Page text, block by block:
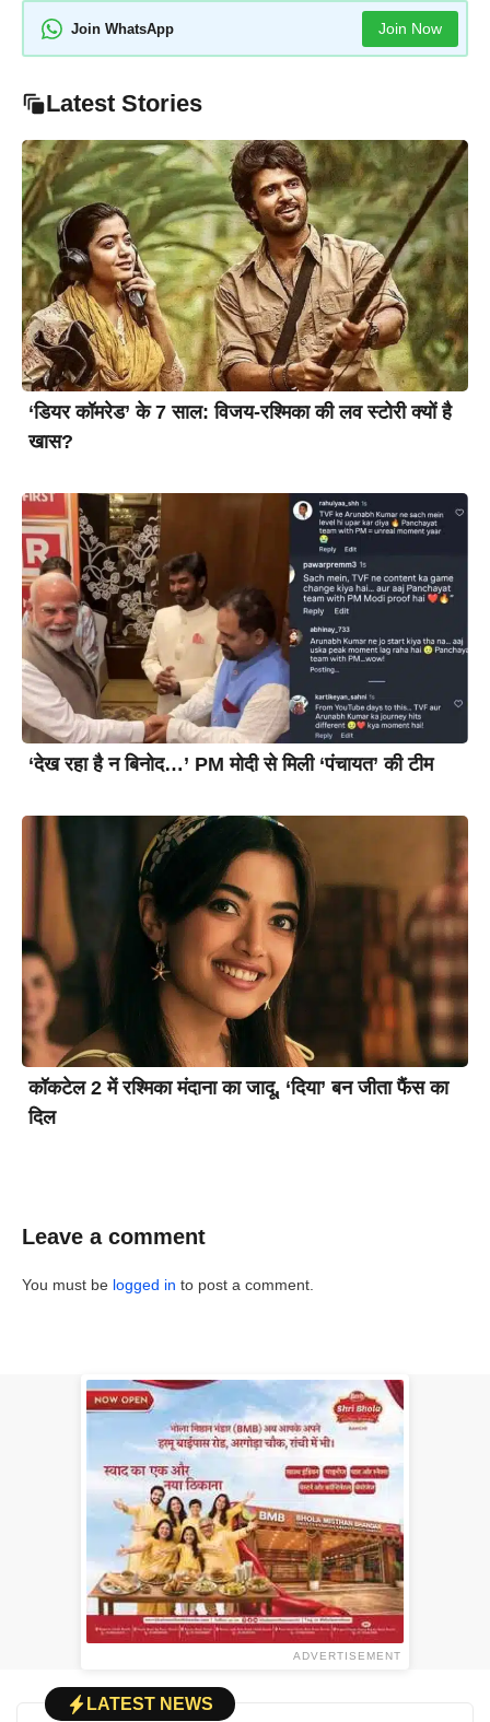
Join WhatsApp Join Now
Latest Stories
‘डियर कॉमरेड’ के 7 साल: विजय-रश्मिका की लव स्टोरी क्यों है
खास?
‘देख रहा है न बिनोद…’ PM मोदी से मिली ‘पंचायत’ की टीम
कॉकटेल 2 में रश्मिका मंदाना का जादू, ‘दिया’ बन जीता फैंस का
दिल
Leave a comment
You must be logged in to post a comment.
ADVERTISEMENT
LATEST NEWS